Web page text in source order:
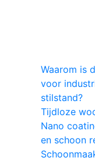
Waarom is
voor
stilstand?
Tijdloze
Nano
en schoon